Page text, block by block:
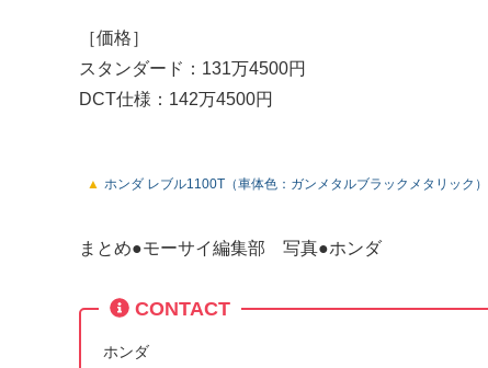
［価格］
スタンダード：131万4500円
DCT仕様：142万4500円
ホンダ レブル1100T（車体色：ガンメタルブラックメタリッ
まとめ●モーサイ編集部 写真●ホンダ
CONTACT
ホンダ